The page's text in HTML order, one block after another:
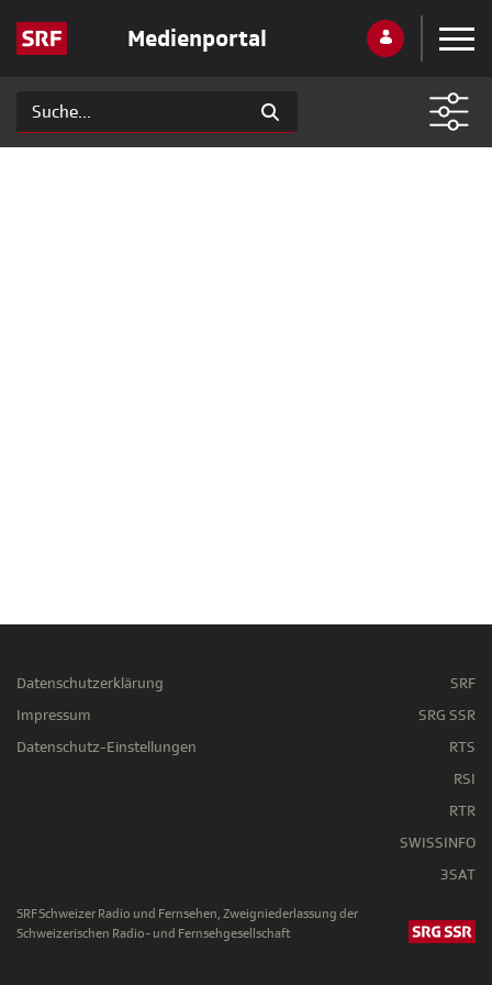
Medienportal
Datenschutzerklärung
Impressum
Datenschutz-Einstellungen
SRF
SRG SSR
RTS
RSI
RTR
SWISSINFO
3SAT
SRF Schweizer Radio und Fernsehen, Zweigniederlassung der
Schweizerischen Radio- und Fernsehgesellschaft